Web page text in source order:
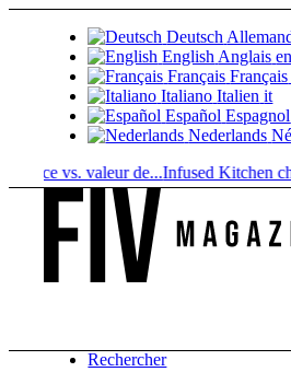
Deutsch
English Anglais en
Français Français
Italiano Italien it
Español Espagnol
Nederlands
vs. valeur de...Infused Kitchen chez
Rechercher